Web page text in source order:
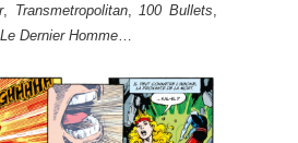
, Transmetropolitan, 100 Bullets
Dernier Homme